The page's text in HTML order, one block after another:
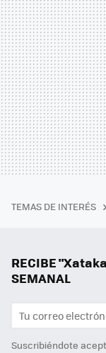
TEMAS DE INTERÉS
RECIBE
SEMANAL
Suscribiéndote